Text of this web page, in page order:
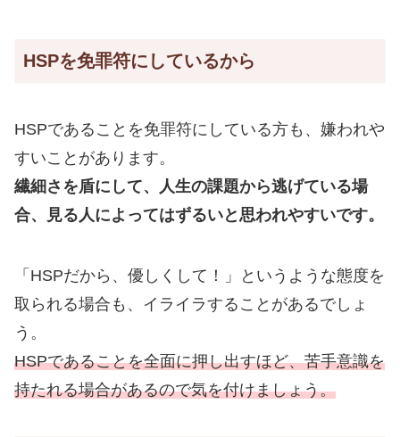
HSPを免罪符にしているから
HSPであることを免罪符にしている方も、嫌われや
すいことがあります。
繊細さを盾にして、人生の課題から逃げている場
合、見る人によってはずるいと思われやすいです。
「HSPだから、優しくして！」というような態度を
取られる場合も、イライラすることがあるでしょ
う。
HSPであることを全面に押し出すほど、苦手意識を
持たれる場合があるので気を付けましょう。